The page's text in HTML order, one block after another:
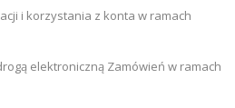
i korzystania z konta w ramach
elektroniczną Zamówień w ramach